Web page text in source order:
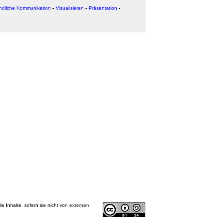
Kommunikation ▪ Visualisieren ▪ Präsentation ▪
Inhalte, sofern sie nicht von externen